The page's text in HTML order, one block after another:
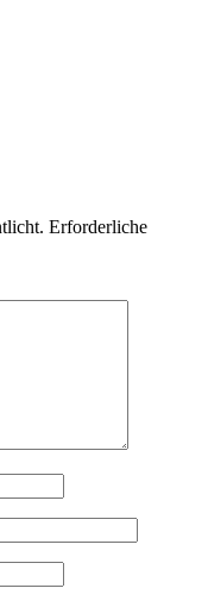
Erforderliche